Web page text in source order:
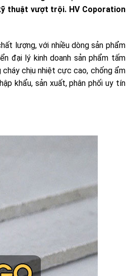
thuật vượt trội. HV Coporation
lượng, với nhiều dòng sản phẩm
đại lý kinh doanh sản phẩm tấm
cháy chịu nhiệt cực cao, chống ẩm
khẩu, sản xuất, phân phối uy tín